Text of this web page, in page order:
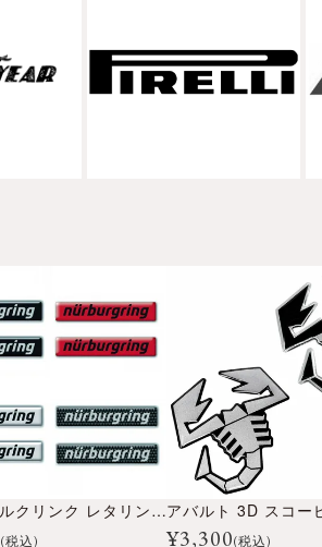
ニュルブルクリンク レタリング 3D ステッカー 10cm
(税込) ¥3,300(税込)